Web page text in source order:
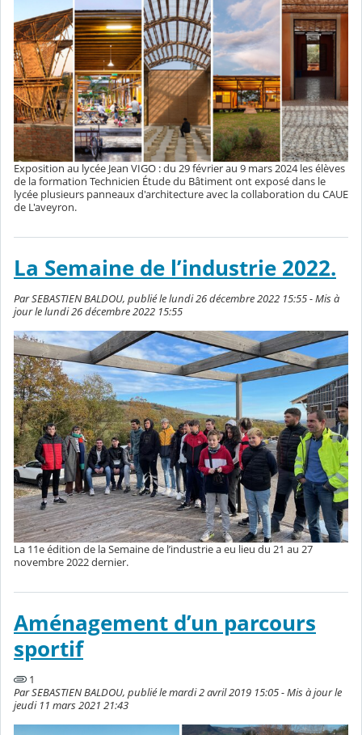
Exposition au lycée Jean VIGO : du 29 février au 9 mars 2024 les élèves
de la formation Technicien Étude du Bâtiment ont exposé dans le
lycée plusieurs panneaux d'architecture avec la collaboration du CAUE
de L'aveyron.
La Semaine de l’industrie 2022.
Par SEBASTIEN BALDOU, publié le lundi 26 décembre 2022 15:55 - Mis à
jour le lundi 26 décembre 2022 15:55
La 11e édition de la Semaine de l’industrie a eu lieu du 21 au 27
novembre 2022 dernier.
Aménagement d’un parcours
sportif
1
Par SEBASTIEN BALDOU, publié le mardi 2 avril 2019 15:05 - Mis à jour le
jeudi 11 mars 2021 21:43